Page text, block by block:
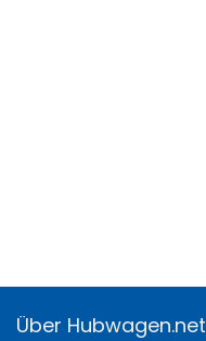
Über Hubwagen.net